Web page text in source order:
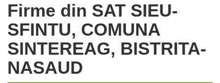
Firme din SAT SIEU-
SFINTU, COMUNA
SINTEREAG, BISTRITA-
NASAUD